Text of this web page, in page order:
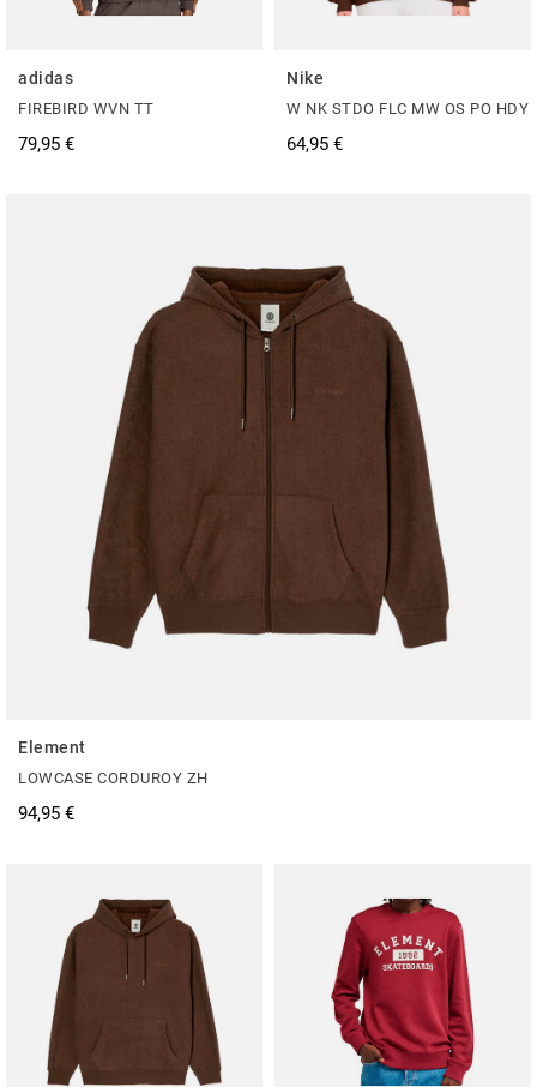
adidas
FIREBIRD WVN TT
79,95 €
Nike
W NK STDO FLC MW OS PO HDY
64,95 €
Element
LOWCASE CORDUROY ZH
94,95 €